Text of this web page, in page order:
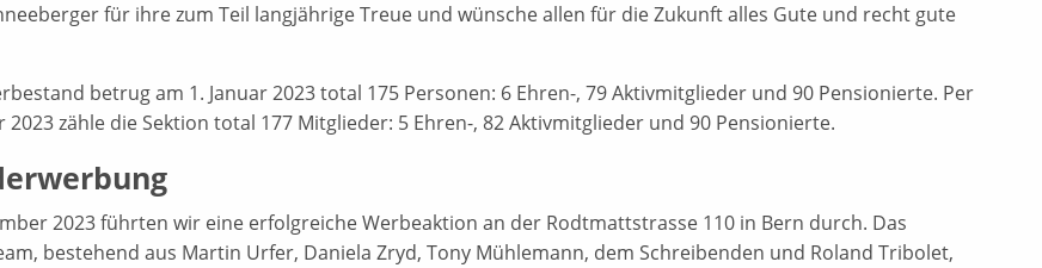
für ihre zum Teil langjährige Treue und wünsche allen für die Zukunft alles Gute und recht gute
betrug am 1. Januar 2023 total 175 Personen: 6 Ehren-, 79 Aktivmitglieder und 90 Pensionierte. Per
2023 zähle die Sektion total 177 Mitglieder: 5 Ehren-, 82 Aktivmitglieder und 90 Pensionierte.
2023 führten wir eine erfolgreiche Werbeaktion an der Rodtmattstrasse 110 in Bern durch. Das
bestehend aus Martin Urfer, Daniela Zryd, Tony Mühlemann, dem Schreibenden und Roland Tribolet,